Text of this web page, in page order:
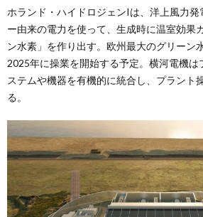
ホランド・ハイドロジェンIは、洋上風力
ー由来の電力を使って、生成時に温室効果
ン水素」を作り出す。欧州最大のグリーン
2025年に操業を開始する予定。横河電機は
ステムや機器を有機的に統合し、プラント
る。